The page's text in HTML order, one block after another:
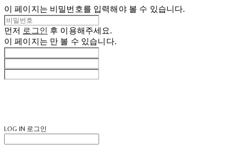
이 페이지는 비밀번호를 입력해야 볼 수 있습니다.
먼저 로그인 후 이용해주세요.
이 페이지는 만 볼 수 있습니다.
LOG IN 로그인